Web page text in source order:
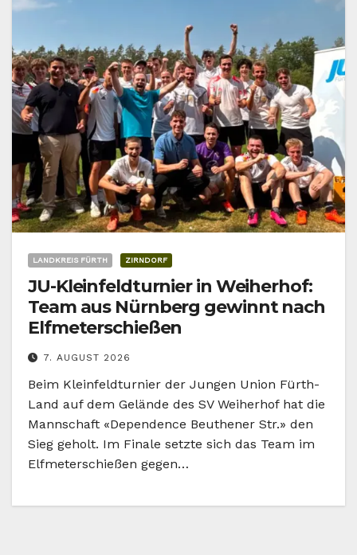
LANDKREIS FÜRTH ZIRNDORF
JU-Kleinfeldturnier in Weiherhof:
Team aus Nürnberg gewinnt nach
Elfmeterschießen
7. AUGUST 2026
Beim Kleinfeldturnier der Jungen Union Fürth-
Land auf dem Gelände des SV Weiherhof hat die
Mannschaft «Dependence Beuthener Str.» den
Sieg geholt. Im Finale setzte sich das Team im
Elfmeterschießen gegen…